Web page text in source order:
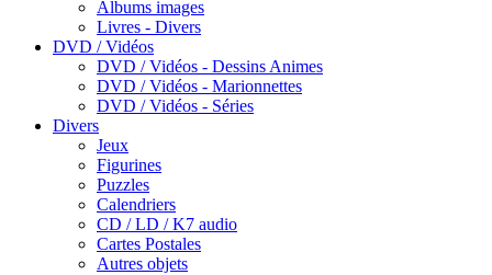
Albums images
Livres - Divers
DVD / Vidéos
DVD / Vidéos - Dessins Animes
DVD / Vidéos - Marionnettes
DVD / Vidéos - Séries
Divers
Jeux
Figurines
Puzzles
Calendriers
CD / LD / K7 audio
Cartes Postales
Autres objets